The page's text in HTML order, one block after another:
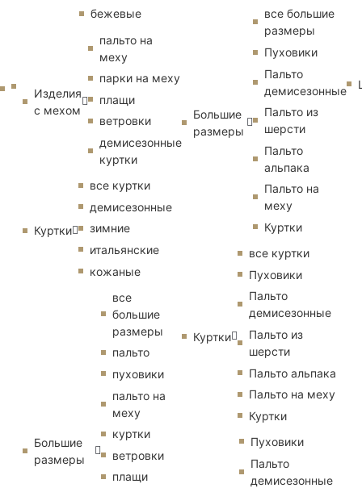
бежевые
Изделия
с мехом
пальто на
меху
парки на меху
плащи
ветровки
демисезонные
куртки
Куртки
все куртки
демисезонные
зимние
итальянские
кожаные
Большие
размеры
все
большие
размеры
пальто
пуховики
пальто на
меху
куртки
ветровки
плащи
Большие
размеры
все большие
размеры
Пуховики
Пальто
демисезонные
Пальто из
шерсти
Пальто
альпака
Пальто на
меху
Куртки
Куртки
все куртки
Пуховики
Пальто
демисезонные
Пальто из
шерсти
Пальто альпака
Пальто на меху
Куртки
Пуховики
Пальто
демисезонные